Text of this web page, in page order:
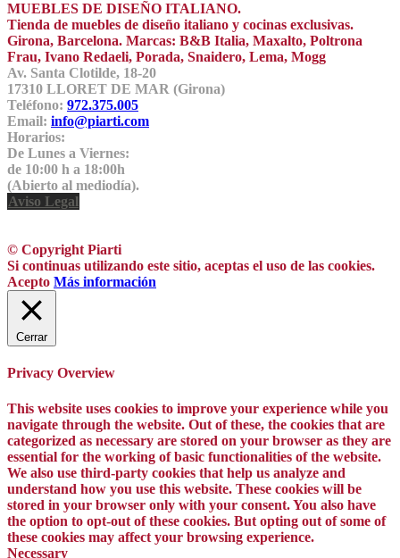
MUEBLES DE DISEÑO ITALIANO.
Tienda de muebles de diseño italiano y cocinas exclusivas.
Girona, Barcelona. Marcas: B&B Italia, Maxalto, Poltrona
Frau, Ivano Redaeli, Porada, Snaidero, Lema, Mogg
Av. Santa Clotilde, 18-20
17310 LLORET DE MAR (Girona)
Teléfono: 972.375.005
Email: info@piarti.com
Horarios:
De Lunes a Viernes:
de 10:00 h a 18:00h
(Abierto al mediodía).
Aviso Legal
© Copyright Piarti
Si continuas utilizando este sitio, aceptas el uso de las cookies.
Acepto Más información
Cerrar
Privacy Overview
This website uses cookies to improve your experience while you
navigate through the website. Out of these, the cookies that are
categorized as necessary are stored on your browser as they are
essential for the working of basic functionalities of the website.
We also use third-party cookies that help us analyze and
understand how you use this website. These cookies will be
stored in your browser only with your consent. You also have
the option to opt-out of these cookies. But opting out of some of
these cookies may affect your browsing experience.
Necessary